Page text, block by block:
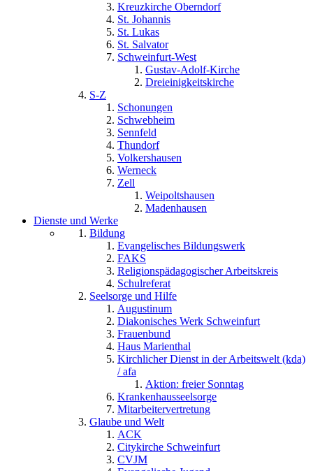
Kreuzkirche Oberndorf
St. Johannis
St. Lukas
St. Salvator
Schweinfurt-West
Gustav-Adolf-Kirche
Dreieinigkeitskirche
S-Z
Schonungen
Schwebheim
Sennfeld
Thundorf
Volkershausen
Werneck
Zell
Weipoltshausen
Madenhausen
Dienste und Werke
Bildung
Evangelisches Bildungswerk
FAKS
Religionspädagogischer Arbeitskreis
Schulreferat
Seelsorge und Hilfe
Augustinum
Diakonisches Werk Schweinfurt
Frauenbund
Haus Marienthal
Kirchlicher Dienst in der Arbeitswelt (kda)
/ afa
Aktion: freier Sonntag
Krankenhausseelsorge
Mitarbeitervertretung
Glaube und Welt
ACK
Citykirche Schweinfurt
CVJM